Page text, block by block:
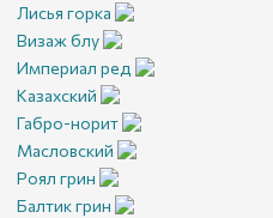
Лисья горка
Визаж блу
Империал ред
Казахский
Габро-норит
Масловский
Роял грин
Балтик грин